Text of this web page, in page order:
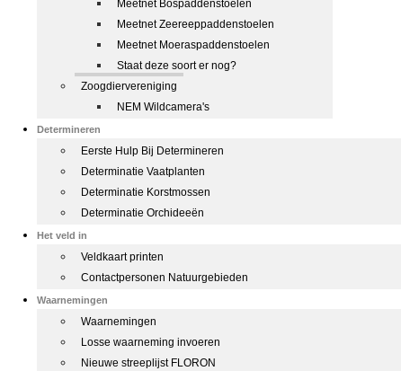
Meetnet Bospaddenstoelen
Meetnet Zeereeppaddenstoelen
Meetnet Moeraspaddenstoelen
Staat deze soort er nog?
Zoogdiervereniging
NEM Wildcamera's
Determineren
Eerste Hulp Bij Determineren
Determinatie Vaatplanten
Determinatie Korstmossen
Determinatie Orchideeën
Het veld in
Veldkaart printen
Contactpersonen Natuurgebieden
Waarnemingen
Waarnemingen
Losse waarneming invoeren
Nieuwe streeplijst FLORON